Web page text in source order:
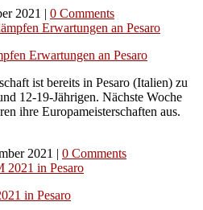
2021 | 0 Comments
Erwartungen an Pesaro
ist bereits in Pesaro (Italien) zu
12-19-Jährigen. Nächste Woche
ihre Europameisterschaften aus.
2021 | 0 Comments
in Pesaro